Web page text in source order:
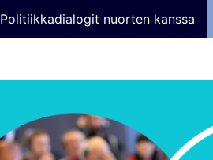
Politiikkadialogit nuorten kanssa